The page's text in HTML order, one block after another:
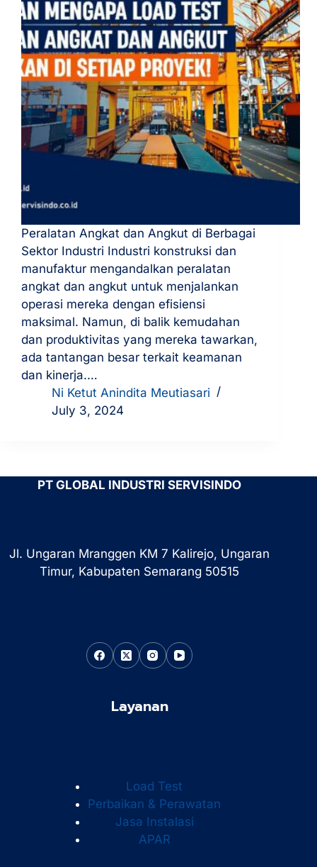
Peralatan Angkat dan Angkut di Berbagai
Sektor Industri Industri konstruksi dan
manufaktur mengandalkan peralatan
angkat dan angkut untuk menjalankan
operasi mereka dengan efisiensi
maksimal. Namun, di balik kemudahan
dan produktivitas yang mereka tawarkan,
ada tantangan besar terkait keamanan
dan kinerja.…
Ni Ketut Anindita Meutiasari
July 3, 2024
PT GLOBAL INDUSTRI SERVISINDO
Jl. Ungaran Mranggen KM 7 Kalirejo, Ungaran
Timur, Kabupaten Semarang 50515
Layanan
Load Test
Perbaikan & Perawatan
Jasa Instalasi
APAR